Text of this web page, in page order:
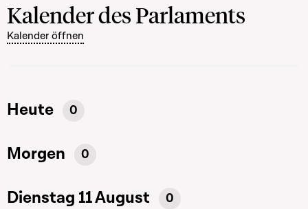
Kalender des Parlaments
Kalender öffnen
Heute 0
Morgen 0
Dienstag 11 August 0